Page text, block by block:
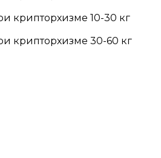
крипторхизме 10-30 кг
крипторхизме 30-60 кг